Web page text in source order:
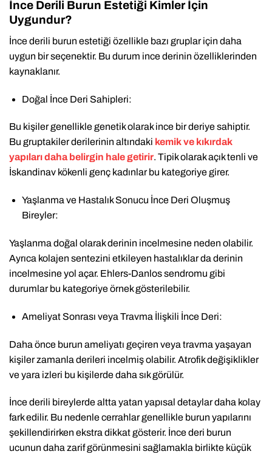
İnce Derili Burun Estetiği Kimler İçin
Uygundur?
İnce derili burun estetiği özellikle bazı gruplar için daha
uygun bir seçenektir. Bu durum ince derinin özelliklerinden
kaynaklanır.
Doğal İnce Deri Sahipleri:
Bu kişiler genellikle genetik olarak ince bir deriye sahiptir.
Bu gruptakiler derilerinin altındaki kemik ve kıkırdak
yapıları daha belirgin hale getirir. Tipik olarak açık tenli ve
İskandinav kökenli genç kadınlar bu kategoriye girer.
Yaşlanma ve Hastalık Sonucu İnce Deri Oluşmuş
Bireyler:
Yaşlanma doğal olarak derinin incelmesine neden olabilir.
Ayrıca kolajen sentezini etkileyen hastalıklar da derinin
incelmesine yol açar. Ehlers-Danlos sendromu gibi
durumlar bu kategoriye örnek gösterilebilir.
Ameliyat Sonrası veya Travma İlişkili İnce Deri:
Daha önce burun ameliyatı geçiren veya travma yaşayan
kişiler zamanla derileri incelmiş olabilir. Atrofik değişiklikler
ve yara izleri bu kişilerde daha sık görülür.
İnce derili bireylerde altta yatan yapısal detaylar daha kolay
fark edilir. Bu nedenle cerrahlar genellikle burun yapılarını
şekillendirirken ekstra dikkat gösterir. İnce deri burun
ucunun daha zarif görünmesini sağlamakla birlikte küçük